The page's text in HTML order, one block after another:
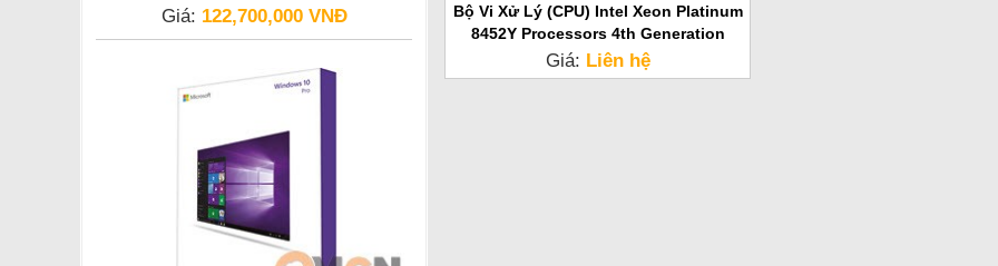
Giá: 122,700,000 VNĐ
Bộ Vi Xử Lý (CPU) Intel Xeon Platinum
8452Y Processors 4th Generation
Giá: Liên hệ